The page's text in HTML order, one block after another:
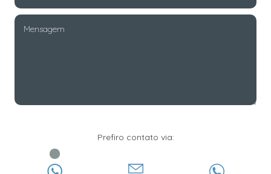
Prefiro contato via: